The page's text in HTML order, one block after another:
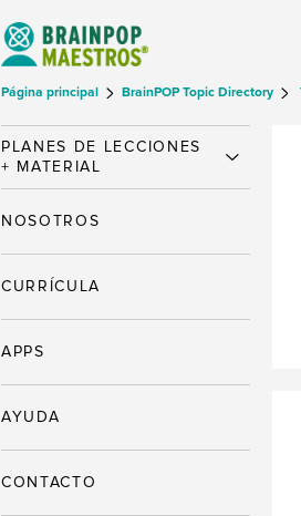
Página principal BrainPOP Topic Directory
PLANES DE LECCIONES
+ MATERIAL
NOSOTROS
CURRÍCULA
APPS
AYUDA
CONTACTO